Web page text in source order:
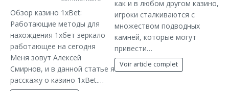
Обзор казино 1xBet:
Работающие методы для
нахождения 1хбет зеркало
работающее на сегодня
Меня зовут Алексей
Смирнов, и в данной статье я
расскажу о казино 1xBet.…
как и в любом другом казино,
игроки сталкиваются с
множеством подводных
камней, которые могут
привести…
Voir article complet